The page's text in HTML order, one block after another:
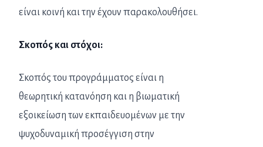
είναι κοινή και την έχουν παρακολουθήσει.
Σκοπός και στόχοι:
Σκοπός του προγράμματος είναι η
θεωρητική κατανόηση και η βιωματική
εξοικείωση των εκπαιδευομένων με την
ψυχοδυναμική προσέγγιση στην